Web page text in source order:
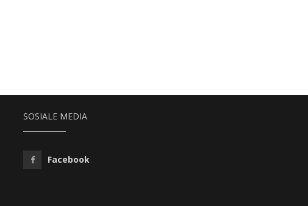
SOSIALE MEDIA
Facebook